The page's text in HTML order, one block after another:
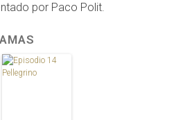
por Paco Polit.